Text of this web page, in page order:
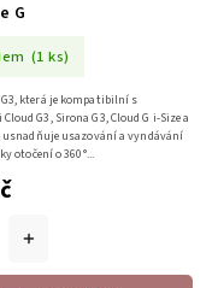
G
(1 ks)
která je kompatibilní s
G3, Sirona G3, Cloud G i-Size a
usnadňuje usazování a vyndávání
otočení o 360°...